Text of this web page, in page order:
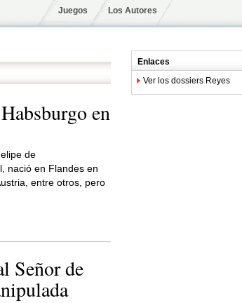
Juegos Los Autores
en
de
nació en Flandes en
entre otros, pero
Señor de
Enlaces
Ver los dossiers Reyes